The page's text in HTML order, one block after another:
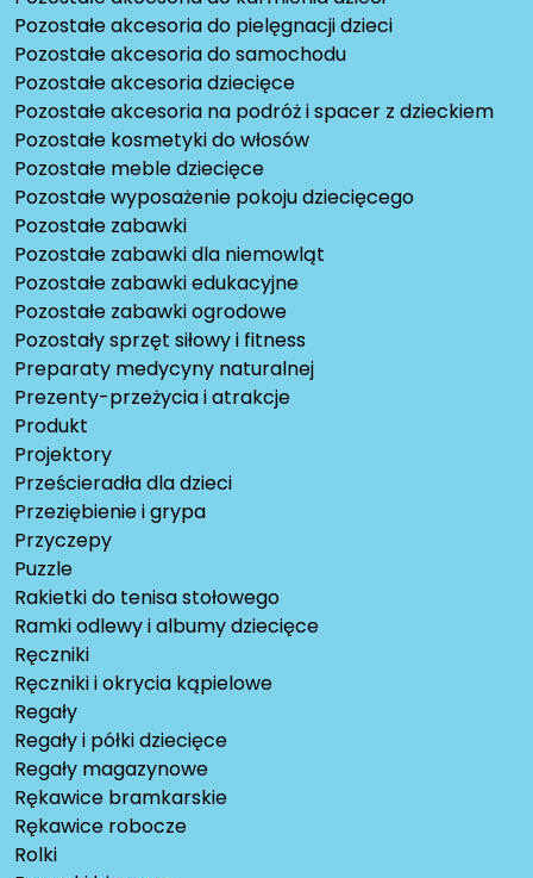
Pozostałe akcesoria do pielęgnacji dzieci
Pozostałe akcesoria do samochodu
Pozostałe akcesoria dziecięce
Pozostałe akcesoria na podróż i spacer z dzieckiem
Pozostałe kosmetyki do włosów
Pozostałe meble dziecięce
Pozostałe wyposażenie pokoju dziecięcego
Pozostałe zabawki
Pozostałe zabawki dla niemowląt
Pozostałe zabawki edukacyjne
Pozostałe zabawki ogrodowe
Pozostały sprzęt siłowy i fitness
Preparaty medycyny naturalnej
Prezenty-przeżycia i atrakcje
Produkt
Projektory
Prześcieradła dla dzieci
Przeziębienie i grypa
Przyczepy
Puzzle
Rakietki do tenisa stołowego
Ramki odlewy i albumy dziecięce
Ręczniki
Ręczniki i okrycia kąpielowe
Regały
Regały i półki dziecięce
Regały magazynowe
Rękawice bramkarskie
Rękawice robocze
Rolki